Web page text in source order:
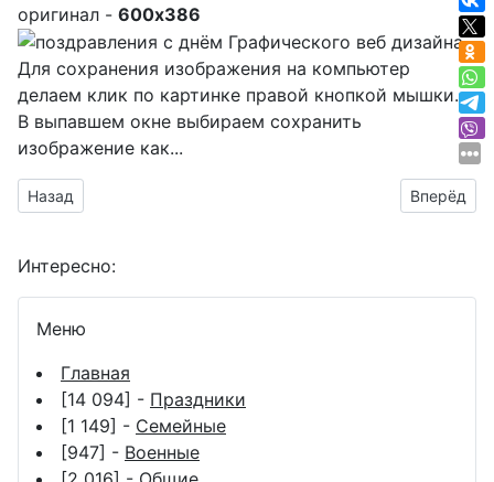
оригинал - 600x386
Для сохранения изображения на компьютер
делаем клик по картинке правой кнопкой мышки.
В выпавшем окне выбираем сохранить
изображение как...
Предыдущий материал: Прикольные гифки
Назад Вперёд
Интересно:
Меню
Главная
[14 094] - Праздники
[1 149] - Семейные
[947] - Военные